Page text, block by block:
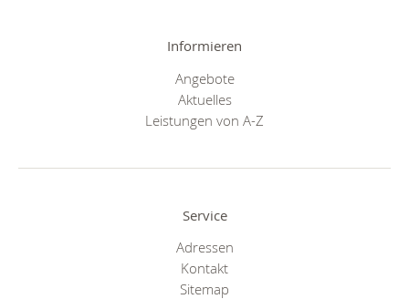
Informieren
Angebote
Aktuelles
Leistungen von A-Z
Service
Adressen
Kontakt
Sitemap